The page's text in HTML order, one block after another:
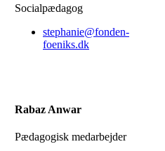
Socialpædagog
stephanie@fonden-
foeniks.dk
Rabaz Anwar
Pædagogisk medarbejder